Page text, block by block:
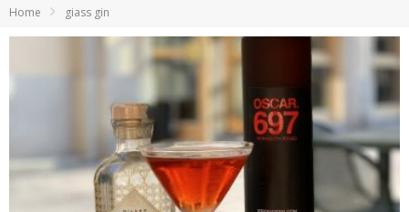
Home giass gin